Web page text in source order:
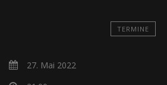
TERMINE
27. Mai 2022